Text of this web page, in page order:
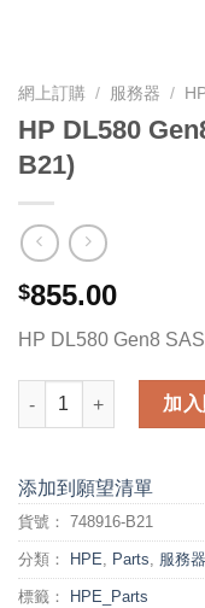
網上訂購 / 服務器 /
HP DL580
B21)
$855.00
HP DL580 Gen8
HP DL580 Gen8 SAS
加
添加到願望清單
貨號： 748916-B21
分類： HPE, Parts, 服務器
標籤： HPE_Parts